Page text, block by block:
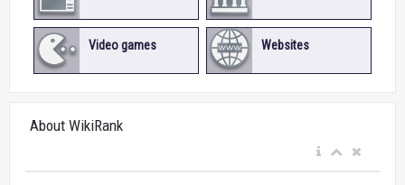
Video games Websites
About WikiRank